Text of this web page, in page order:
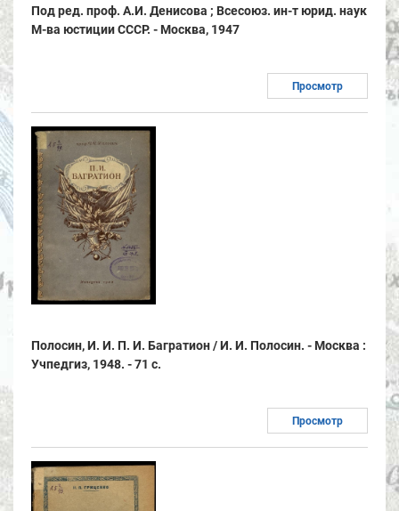
Под ред. проф. А.И. Денисова ; Всесоюз. ин-т юрид. наук
М-ва юстиции СССР. - Москва, 1947
Просмотр
Полосин, И. И. П. И. Багратион / И. И. Полосин. - Москва :
Учпедгиз, 1948. - 71 с.
Просмотр